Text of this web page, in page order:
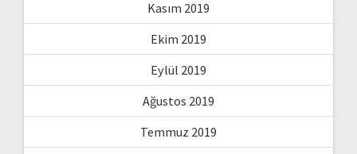
Kasım 2019
Ekim 2019
Eylül 2019
Ağustos 2019
Temmuz 2019